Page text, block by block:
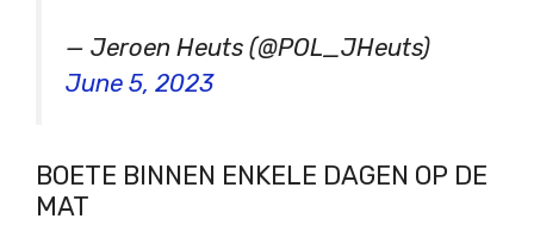
— Jeroen Heuts (@POL_JHeuts)
June 5, 2023
BOETE BINNEN ENKELE DAGEN OP DE
MAT